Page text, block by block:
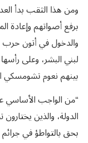
ومن هذا الثقب بدأ
برفع أصواتهم وإعادة
والدخول في أتون حرب
لبني البشر، وعلى
بينهم نعوم تشومسكي
“من الواجب الأساسي
الدولة، والذين
بحق بالتواطؤ في